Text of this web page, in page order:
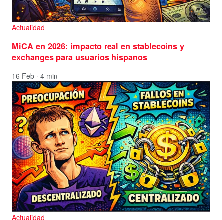
Actualidad
MiCA en 2026: impacto real en stablecoins y
exchanges para usuarios hispanos
16 Feb · 4 min
Actualidad